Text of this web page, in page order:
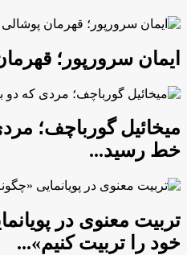
ایمان سرورپور؛
میخائیل گورباچف؛
خط رسید...
تربیت معنوی در
خود را تربیت کنیم»...